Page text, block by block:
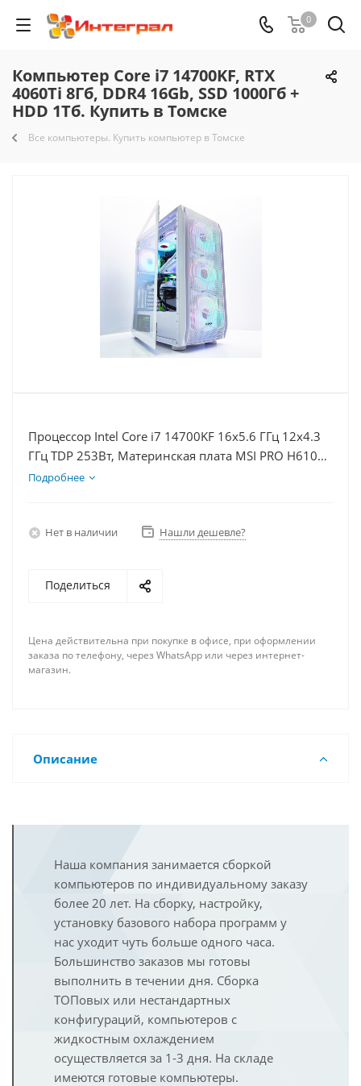
0
Компьютер Core i7 14700KF, RTX
4060Ti 8Гб, DDR4 16Gb, SSD 1000Гб +
HDD 1Тб. Купить в Томске
Все компьютеры. Купить компьютер в Томске
Процессор Intel Core i7 14700KF 16x5.6 ГГц 12x4.3
ГГц TDP 253Вт, Материнская плата MSI PRO H610M-
E, Видеокарта RTX 4060Ti 8Гб, Память DDR4 16Gb,
Подробнее
Нет в наличии Нашли дешевле?
Поделиться
Цена действительна при покупке в офисе, при оформлении
заказа по телефону, через WhatsApp или через интернет-
магазин.
Описание
Наша компания занимается сборкой
компьютеров по индивидуальному заказу
более 20 лет. На сборку, настройку,
установку базового набора программ у
нас уходит чуть больше одного часа.
Большинство заказов мы готовы
выполнить в течении дня. Сборка
ТОПовых или нестандартных
конфигураций, компьютеров с
жидкостным охлаждением
осуществляется за 1-3 дня. На складе
имеются готовые компьютеры.